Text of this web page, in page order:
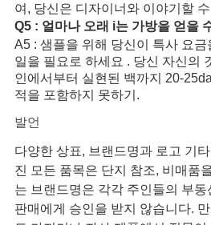
여, 당신은 디자이너와 이야기할
Q5 : 얼마나 오래 i는 가방을 얻을
A5 : 샘플을 위해 당신이 특사 요
일을 필요로 하세요 . 당신 자신의
인에서부터 실현된 백까지 20-
적을 포함하지 못하기.
발언
다양한 상표, 브랜드명과 로고 기
진 모든 품목은 단지 참조, 비매품
는 브랜드명은 각각 주인들의 부
판매에게 승인을 받지 않습니다.